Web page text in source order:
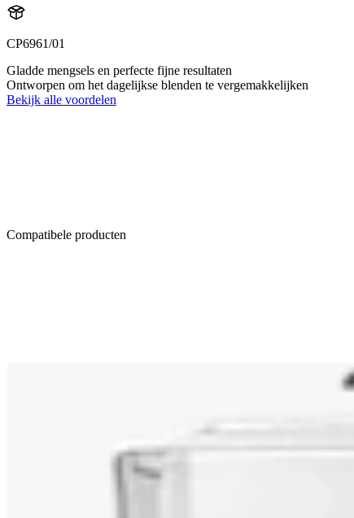
CP6961/01
Gladde mengsels en perfecte fijne resultaten
Ontworpen om het dagelijkse blenden te vergemakkelijken
Bekijk alle voordelen
Compatibele producten